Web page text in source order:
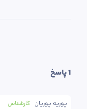
1 پاسخ
کارشناس پوریه پوریان